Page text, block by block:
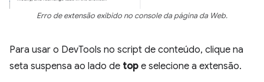
Erro de extensão exibido no console da página da Web.
Para usar o DevTools no script de conteúdo, clique na
seta suspensa ao lado de top e selecione a extensão.